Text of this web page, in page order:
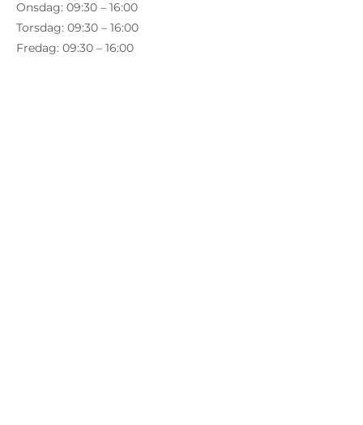
Onsdag: 09:30 – 16:00
Torsdag: 09:30 – 16:00
Fredag: 09:30 – 16:00